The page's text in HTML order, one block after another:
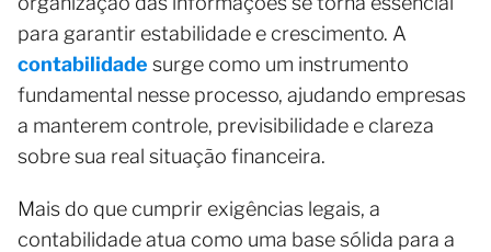
para garantir estabilidade e crescimento. A
contabilidade surge como um instrumento
fundamental nesse processo, ajudando empresas
a manterem controle, previsibilidade e clareza
sobre sua real situação financeira.
Mais do que cumprir exigências legais, a
contabilidade atua como uma base sólida para a